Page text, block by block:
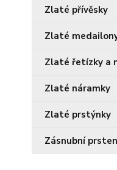
Zlaté přívěsky
Zlaté
Zlaté řetízky a
Zlaté náramky
Zlaté prstýnky
Zásnubní